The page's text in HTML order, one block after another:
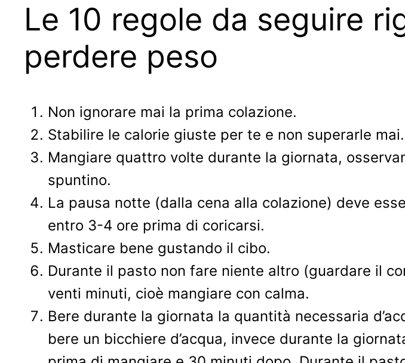
Le 10 regole da seguire
perdere peso
Non ignorare mai la prima colazione.
Stabilire le calorie giuste per te e non superarle mai.
Mangiare quattro volte durante la giornata,
spuntino.
La pausa notte (dalla cena alla colazione) deve
entro 3-4 ore prima di coricarsi.
Masticare bene gustando il cibo.
Durante il pasto non fare niente altro (guardare il
venti minuti, cioè mangiare con calma.
Bere durante la giornata la quantità necessaria
bere un bicchiere d’acqua, invece durante la